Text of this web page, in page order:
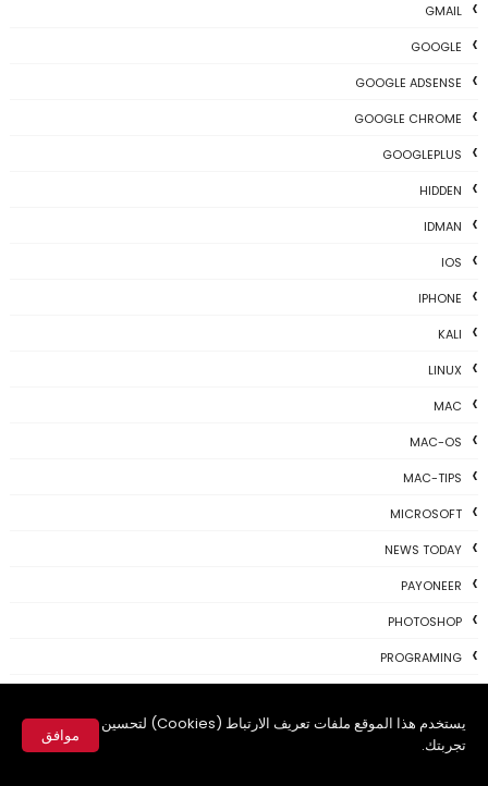
يستخدم هذا الموقع ملفات تعريف الارتباط (Cookies) لتحسين
تجربتك.
موافق
GMAIL
GOOGLE
GOOGLE ADSENSE
GOOGLE CHROME
GOOGLEPLUS
HIDDEN
IDMAN
IOS
IPHONE
KALI
LINUX
MAC
MAC-OS
MAC-TIPS
MICROSOFT
NEWS TODAY
PAYONEER
PHOTOSHOP
PROGRAMING
REVIEWS